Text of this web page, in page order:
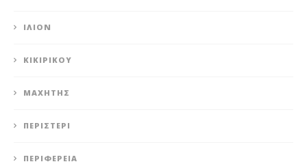
ΊΛΙΟΝ
ΚΙΚΙΡΙΚΟΥ
ΜΑΧΗΤΗΣ
ΠΕΡΙΣΤΈΡΙ
ΠΕΡΙΦΈΡΕΙΑ